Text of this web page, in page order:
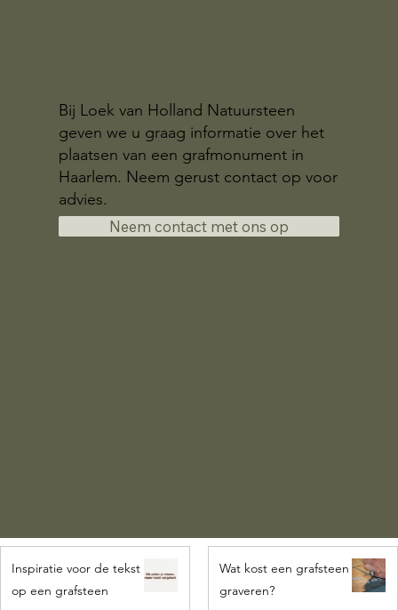
Bij Loek van Holland Natuursteen
geven we u graag informatie over het
plaatsen van een grafmonument in
Haarlem. Neem gerust contact op voor
advies.
Neem contact met ons op
Inspiratie voor de tekst
op een grafsteen
Wat kost een grafsteen
graveren?